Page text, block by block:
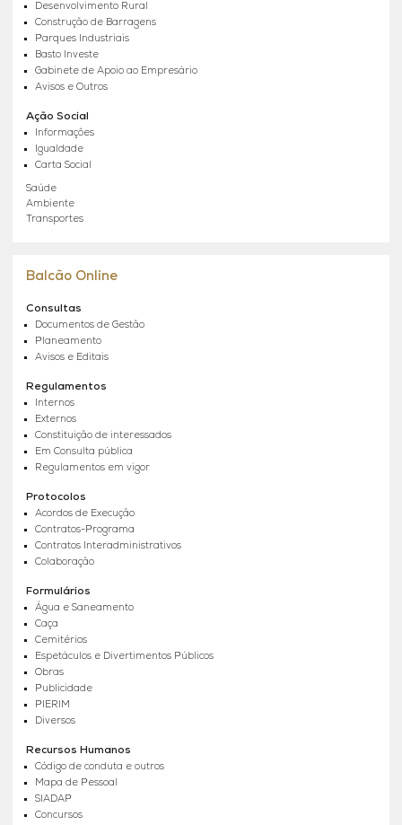
Desenvolvimento Rural
Construção de Barragens
Parques Industriais
Basto Investe
Gabinete de Apoio ao Empresário
Avisos e Outros
Ação Social
Informações
Igualdade
Carta Social
Saúde
Ambiente
Transportes
Balcão Online
Consultas
Documentos de Gestão
Planeamento
Avisos e Editais
Regulamentos
Internos
Externos
Constituição de interessados
Em Consulta pública
Regulamentos em vigor
Protocolos
Acordos de Execução
Contratos-Programa
Contratos Interadministrativos
Colaboração
Formulários
Água e Saneamento
Caça
Cemitérios
Espetáculos e Divertimentos Públicos
Obras
Publicidade
PIERIM
Diversos
Recursos Humanos
Código de conduta e outros
Mapa de Pessoal
SIADAP
Concursos